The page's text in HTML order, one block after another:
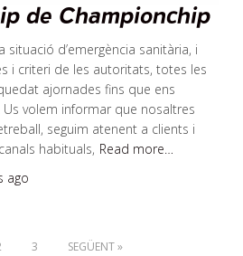
de Championchip
situació d’emergència sanitària, i
i criteri de les autoritats, totes les
ajornades fins que ens
Us volem informar que nosaltres
seguim atenent a clients i
habituals, Read more…
ago
3 SEGÜENT